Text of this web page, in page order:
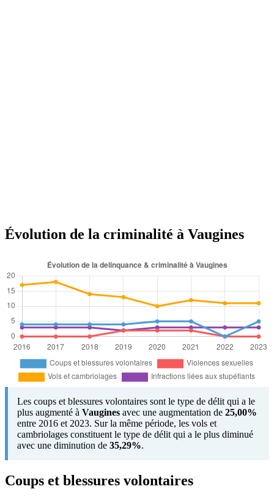
Évolution de la criminalité à Vaugines
Les coups et blessures volontaires sont le type de délit qui a le
plus augmenté à Vaugines avec une augmentation de 25,00%
entre 2016 et 2023. Sur la même période, les vols et
cambriolages constituent le type de délit qui a le plus diminué
avec une diminution de 35,29%.
Coups et blessures volontaires